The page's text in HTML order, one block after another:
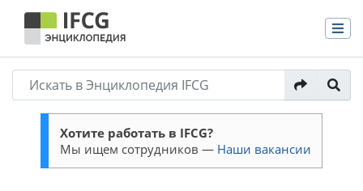
Хотите работать в IFCG?
Мы ищем сотрудников — Наши вакансии